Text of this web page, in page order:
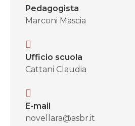
Pedagogista
Marconi Mascia
Ufficio scuola
Cattani Claudia
E-mail
novellara@asbr.it